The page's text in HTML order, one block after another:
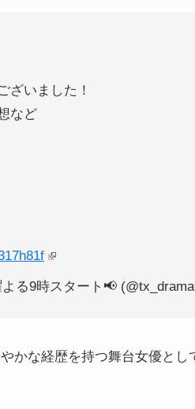
ざいました！
など
る9時スタート📢
かな経歴を持つ舞台女優と